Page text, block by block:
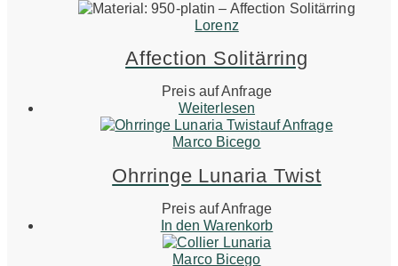
Lorenz
Affection Solitärring
Preis auf Anfrage
Weiterlesen
auf Anfrage
Marco Bicego
Ohrringe Lunaria Twist
Preis auf Anfrage
In den Warenkorb
Marco Bicego